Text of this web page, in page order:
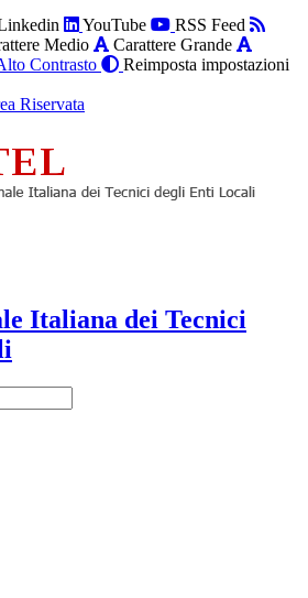
YouTube
RSS Feed
Medio
Carattere Grande
Contrasto
Reimposta impostazioni
Riservata
Italiana dei Tecnici